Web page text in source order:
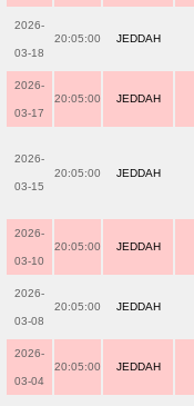
2026-
03-18
20:05:00 JEDDAH
2026-
03-17
20:05:00 JEDDAH
2026-
03-15
20:05:00 JEDDAH
2026-
03-10
20:05:00 JEDDAH
2026-
03-08
20:05:00 JEDDAH
2026-
03-04
20:05:00 JEDDAH